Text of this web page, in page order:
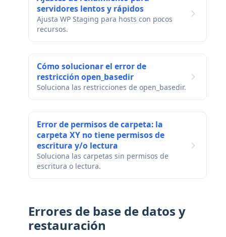
servidores lentos y rápidos
Ajusta WP Staging para hosts con pocos
recursos.
Cómo solucionar el error de
restricción open_basedir
Soluciona las restricciones de open_basedir.
Error de permisos de carpeta: la
carpeta XY no tiene permisos de
escritura y/o lectura
Soluciona las carpetas sin permisos de
escritura o lectura.
Errores de base de datos y
restauración